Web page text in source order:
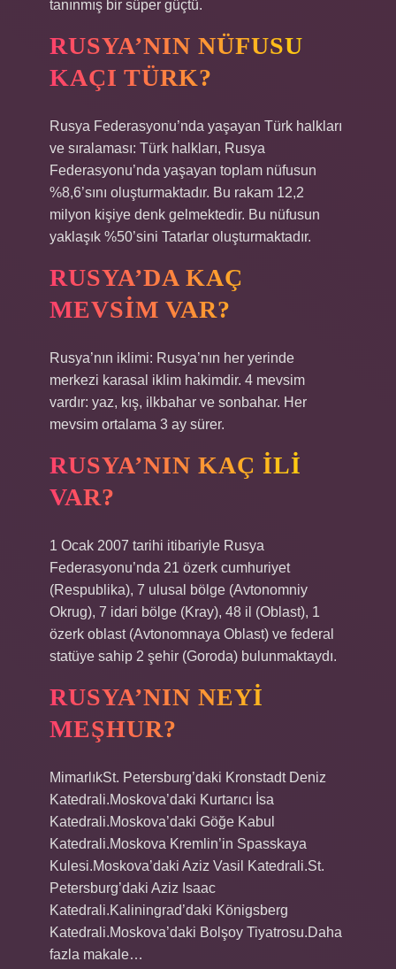
tanınmış bir süper güçtü.
RUSYA’NIN NÜFUSU
KAÇI TÜRK?
Rusya Federasyonu’nda yaşayan Türk halkları
ve sıralaması: Türk halkları, Rusya
Federasyonu’nda yaşayan toplam nüfusun
%8,6’sını oluşturmaktadır. Bu rakam 12,2
milyon kişiye denk gelmektedir. Bu nüfusun
yaklaşık %50’sini Tatarlar oluşturmaktadır.
RUSYA’DA KAÇ
MEVSIM VAR?
Rusya’nın iklimi: Rusya’nın her yerinde
merkezi karasal iklim hakimdir. 4 mevsim
vardır: yaz, kış, ilkbahar ve sonbahar. Her
mevsim ortalama 3 ay sürer.
RUSYA’NIN KAÇ ILI
VAR?
1 Ocak 2007 tarihi itibariyle Rusya
Federasyonu’nda 21 özerk cumhuriyet
(Respublika), 7 ulusal bölge (Avtonomniy
Okrug), 7 idari bölge (Kray), 48 il (Oblast), 1
özerk oblast (Avtonomnaya Oblast) ve federal
statüye sahip 2 şehir (Goroda) bulunmaktaydı.
RUSYA’NIN NEYI
MEŞHUR?
MimarlıkSt. Petersburg’daki Kronstadt Deniz
Katedrali.Moskova’daki Kurtarıcı İsa
Katedrali.Moskova’daki Göğe Kabul
Katedrali.Moskova Kremlin’in Spasskaya
Kulesi.Moskova’daki Aziz Vasil Katedrali.St.
Petersburg’daki Aziz Isaac
Katedrali.Kaliningrad’daki Königsberg
Katedrali.Moskova’daki Bolşoy Tiyatrosu.Daha
fazla makale…